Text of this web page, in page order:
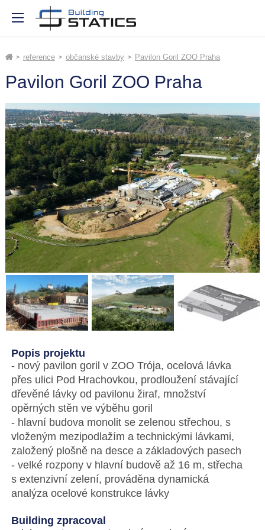
reference občanské stavby Pavilon Goril ZOO Praha
Pavilon Goril ZOO Praha
Popis projektu
- nový pavilon goril v ZOO Trója, ocelová lávka
přes ulici Pod Hrachovkou, prodloužení stávající
dřevěné lávky od pavilonu žiraf, množství
opěrných stěn ve výběhu goril
- hlavní budova monolit se zelenou střechou, s
vloženým mezipodlažím a technickými lávkami,
založený plošně na desce a základových pasech
- velké rozpony v hlavní budově až 16 m, střecha
s extenzivní zelení, prováděna dynamická
analýza ocelové konstrukce lávky
Building zpracoval